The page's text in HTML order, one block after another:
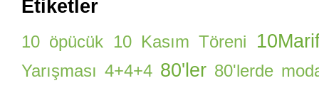
Etiketler
10 öpücük 10 Kasım Töreni
Yarışması 4+4+4 80'ler 80'lerde